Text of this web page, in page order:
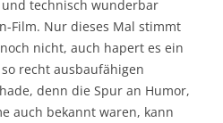
technisch wunderbar
Film. Nur dieses Mal stimmt
nicht, auch hapert es ein
recht ausbaufähigen
denn die Spur an Humor,
auch bekannt waren, kann